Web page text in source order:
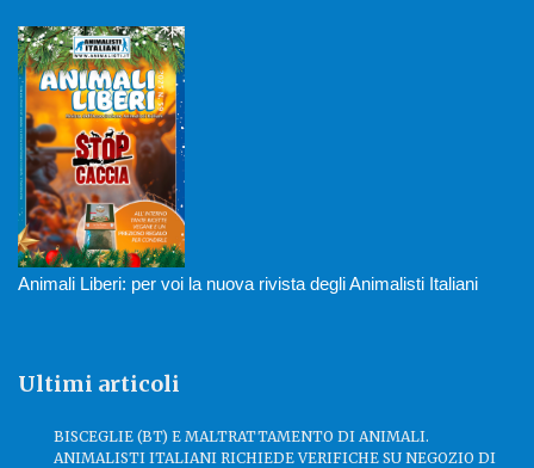
Animali Liberi: per voi la nuova rivista degli Animalisti Italiani
Ultimi articoli
BISCEGLIE (BT) E MALTRATTAMENTO DI ANIMALI.
ANIMALISTI ITALIANI RICHIEDE VERIFICHE SU NEGOZIO DI